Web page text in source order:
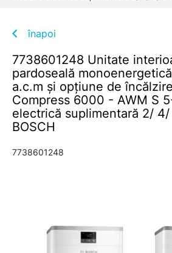
înapoi
7738601248 Unitate
pardoseală
a.c.m și opțiune de
Compress 6000 - AWM S
electrică suplimentară 2/
BOSCH
7738601248